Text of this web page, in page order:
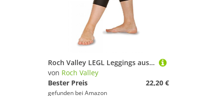
Roch Valley LEGL Leggings aus Lycra Schwarz 1B (122-128cm)
von Roch Valley
Bester Preis
22,20 €
gefunden bei Amazon